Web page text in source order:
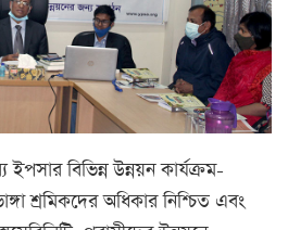
বিভিন্ন উন্নয়ন কার্যক্রম-
শ্রমিকদের অধিকার নিশ্চিত এবং